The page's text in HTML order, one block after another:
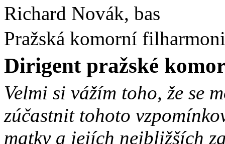
Richard Novák, bas
Pražská komorní
Dirigent pražské
Velmi si vážím toho, že se
zúčastnit tohoto
matky a jejích nejbližších